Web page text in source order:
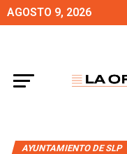
AGOSTO 9, 2026
AYUNTAMIENTO DE SLP